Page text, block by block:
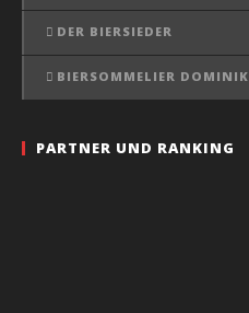
DER BIERSIEDER
BIERSOMMELIER DOMINIK
PARTNER UND RANKING